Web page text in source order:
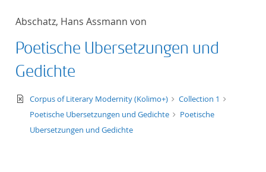
Abschatz, Hans Assmann von
Poetische Ubersetzungen und
Gedichte
text/xml
Corpus of Literary Modernity (Kolimo+)
Collection 1
Poetische Ubersetzungen und Gedichte
Poetische
Ubersetzungen und Gedichte